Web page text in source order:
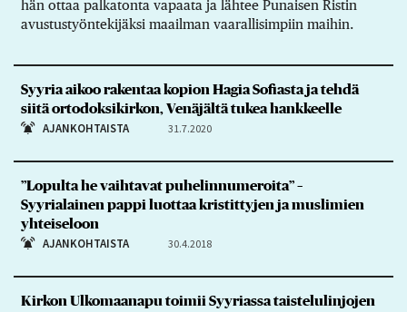
hän ottaa palkatonta vapaata ja lähtee Punaisen Ristin
avustustyöntekijäksi maailman vaarallisimpiin maihin.
Syyria aikoo rakentaa kopion Hagia Sofiasta ja tehdä
siitä ortodoksikirkon, Venäjältä tukea hankkeelle
AJANKOHTAISTA 31.7.2020
”Lopulta he vaihtavat puhelinnumeroita” –
Syyrialainen pappi luottaa kristittyjen ja muslimien
yhteiseloon
AJANKOHTAISTA 30.4.2018
Kirkon Ulkomaanapu toimii Syyriassa taistelulinjojen